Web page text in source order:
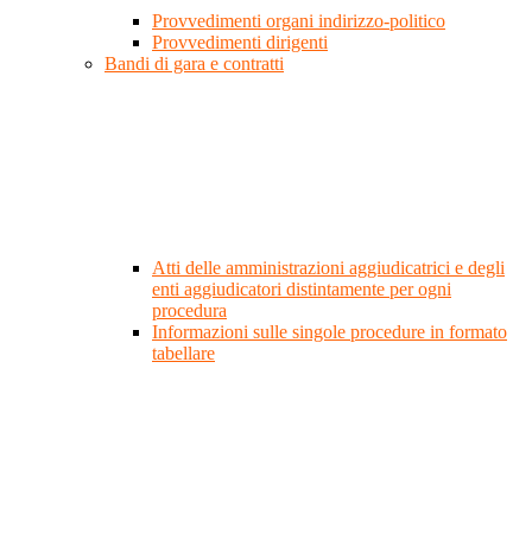
Provvedimenti organi indirizzo-politico
Provvedimenti dirigenti
Bandi di gara e contratti
Atti delle amministrazioni aggiudicatrici e degli
enti aggiudicatori distintamente per ogni
procedura
Informazioni sulle singole procedure in formato
tabellare